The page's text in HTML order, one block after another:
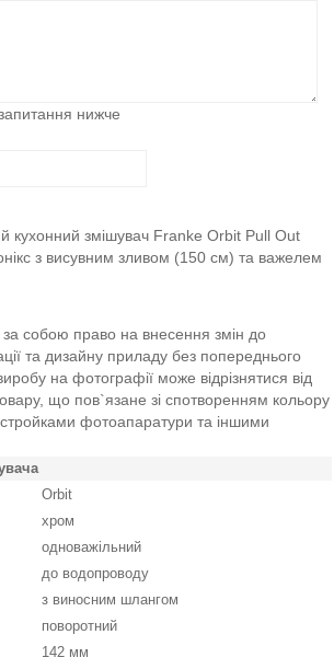
нижче
кухонний змішувач Franke Orbit Pull Out
з висувним зливом (150 см) та важелем
собою право на внесення змін до
та дизайну приладу без попереднього
на фотографії може відрізнятися від
що пов`язане зі спотворенням кольору
фотоапаратури та іншими
Orbit
хром
одноважільний
до водопроводу
з виносним шлангом
поворотний
142 мм